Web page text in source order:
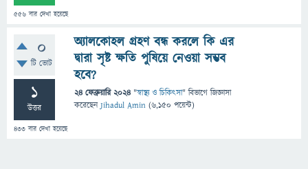
556 বার দেখা হয়েছে
0
টি ভোট
1
উত্তর
433 বার দেখা হয়েছে
অ্যালকোহল গ্রহণ বন্ধ করলে কি এর
দ্বারা সৃষ্ট ক্ষতি পুষিয়ে নেওয়া সম্ভব
হবে?
24 ফেব্রুয়ারি 2024 "স্বাস্থ্য ও চিকিৎসা" বিভাগে জিজ্ঞাসা
করেছেনJihadul Amin (6,150 পয়েন্ট)